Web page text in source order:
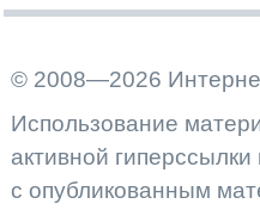
© 2008—2026
Использование
активной
с опубликованным